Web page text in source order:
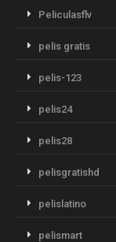
Peliculasflv
pelis gratis
pelis-123
pelis24
pelis28
pelisgratishd
pelislatino
pelismart